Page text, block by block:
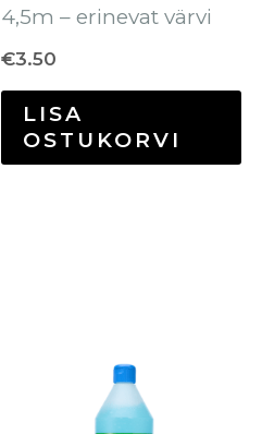
4,5m – erinevat värvi
€3.50
LISA
OSTUKORVI